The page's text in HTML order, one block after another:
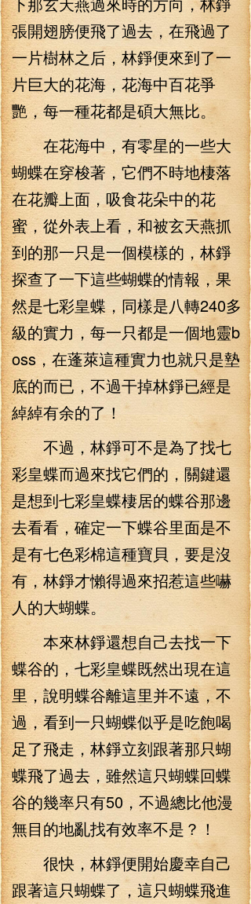
張開翅膀便飛了過去，在飛過了
一片樹林之后，林錚便來到了一
片巨大的花海，花海中百花爭
艷，每一種花都是碩大無比。
在花海中，有零星的一些大
蝴蝶在穿梭著，它們不時地棲落
在花瓣上面，吸食花朵中的花
蜜，從外表上看，和被玄天燕抓
到的那一只是一個模樣的，林錚
探查了一下這些蝴蝶的情報，果
然是七彩皇蝶，同樣是八轉240多
級的實力，每一只都是一個地靈b
oss，在蓬萊這種實力也就只是墊
底的而已，不過干掉林錚已經是
綽綽有余的了！
不過，林錚可不是為了找七
彩皇蝶而過來找它們的，關鍵還
是想到七彩皇蝶棲居的蝶谷那邊
去看看，確定一下蝶谷里面是不
是有七色彩棉這種寶貝，要是沒
有，林錚才懶得過來招惹這些嚇
人的大蝴蝶。
本來林錚還想自己去找一下
蝶谷的，七彩皇蝶既然出現在這
里，說明蝶谷離這里并不遠，不
過，看到一只蝴蝶似乎是吃飽喝
足了飛走，林錚立刻跟著那只蝴
蝶飛了過去，雖然這只蝴蝶回蝶
谷的幾率只有50，不過總比他漫
無目的地亂找有效率不是？！
很快，林錚便開始慶幸自己
跟著這只蝴蝶了，這只蝴蝶飛進